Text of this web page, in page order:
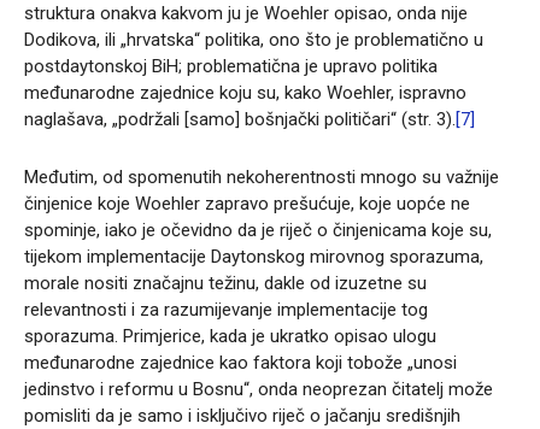
struktura onakva kakvom ju je Woehler opisao, onda nije
Dodikova, ili „hrvatska“ politika, ono što je problematično u
postdaytonskoj BiH; problematična je upravo politika
međunarodne zajednice koju su, kako Woehler, ispravno
naglašava, „podržali [samo] bošnjački političari“ (str. 3). [7]
Međutim, od spomenutih nekoherentnosti mnogo su važnije
činjenice koje Woehler zapravo prešućuje, koje uopće ne
spominje, iako je očevidno da je riječ o činjenicama koje su,
tijekom implementacije Daytonskog mirovnog sporazuma,
morale nositi značajnu težinu, dakle od izuzetne su
relevantnosti i za razumijevanje implementacije tog
sporazuma. Primjerice, kada je ukratko opisao ulogu
međunarodne zajednice kao faktora koji tobože „unosi
jedinstvo i reformu u Bosnu“, onda neoprezan čitatelj može
pomisliti da je samo i isključivo riječ o jačanju središnjih